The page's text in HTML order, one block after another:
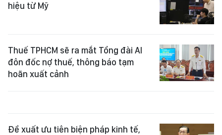
hiệu từ Mỹ
Thuế TPHCM sẽ ra mắt Tổng đài AI
đôn đốc nợ thuế, thông báo tạm
hoãn xuất cảnh
Đề xuất ưu tiên biện pháp kinh tế,